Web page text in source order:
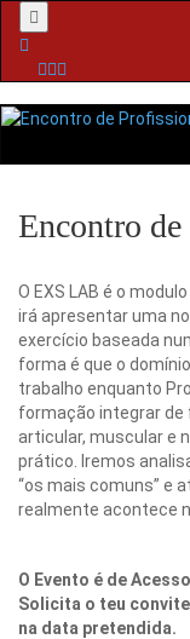
Menu
Encontro
O EXS LAB é o
irá apresentar uma
exercício baseada
forma é que o
trabalho enquanto
formação integrar de
articular, muscular e
prático. Iremos
“os mais comuns” e
realmente acontece
O Evento é de
Solicita o teu
na data pretendida.